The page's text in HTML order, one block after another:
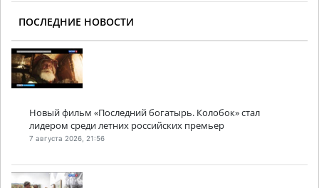
ПОСЛЕДНИЕ НОВОСТИ
Новый фильм «Последний богатырь. Колобок» стал
лидером среди летних российских премьер
7 августа 2026, 21:56